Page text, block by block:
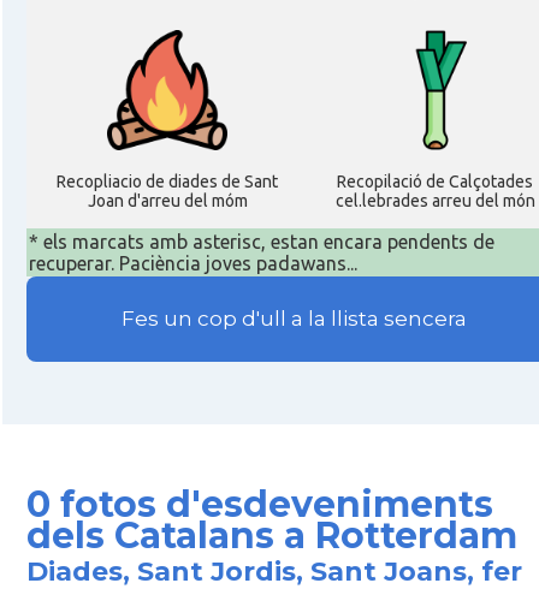
Recopliacio de diades de Sant
Joan d'arreu del móm
Recopilació de Calçotades
cel.lebrades arreu del món
* els marcats amb asterisc, estan encara pendents de
recuperar. Paciència joves padawans...
Fes un cop d'ull a la llista sencera
0 fotos d'esdeveniments
dels Catalans a Rotterdam
Diades, Sant Jordis, Sant Joans, fer